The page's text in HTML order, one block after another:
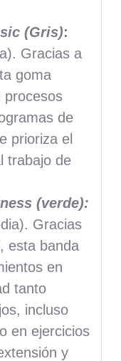
(Gris):
Gracias a
goma
procesos
de
prioriza el
trabajo de
(verde):
Gracias
esta banda
en
tanto
incluso
en ejercicios
y